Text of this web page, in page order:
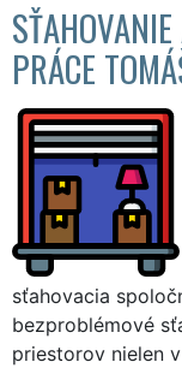
PRÁCE
sťahovacia
bezproblémové
priestorov nielen